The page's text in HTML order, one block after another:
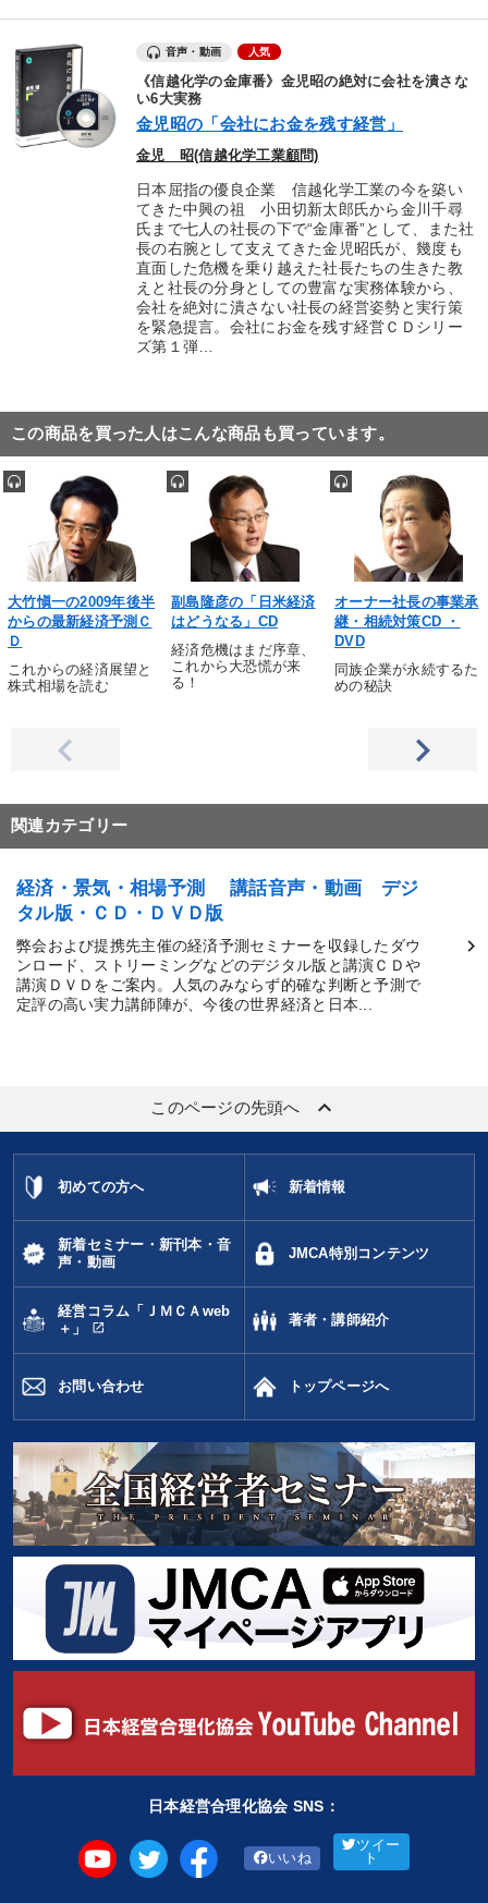
音声・動画 人気
《信越化学の金庫番》金児昭の絶対に会社を潰さな
い6大実務
金児昭の「会社にお金を残す経営」
金児 昭(信越化学工業顧問)
日本屈指の優良企業 信越化学工業の今を築い
てきた中興の祖 小田切新太郎氏から金川千尋
氏まで七人の社長の下で“金庫番”として、また社
長の右腕として支えてきた金児昭氏が、幾度も
直面した危機を乗り越えた社長たちの生きた教
えと社長の分身としての豊富な実務体験から、
会社を絶対に潰さない社長の経営姿勢と実行策
を緊急提言。会社にお金を残す経営ＣＤシリー
ズ第１弾…
この商品を買った人はこんな商品も買っています。
大竹愼一の2009年後半
からの最新経済予測Ｃ
Ｄ
これからの経済展望と
株式相場を読む
副島隆彦の「日米経済
はどうなる」CD
経済危機はまだ序章、
これから大恐慌が来
る！
オーナー社長の事業承
継・相続対策CD ・
DVD
同族企業が永続するた
めの秘訣
関連カテゴリー
経済・景気・相場予測 講話音声・動画 デジ
タル版・ＣＤ・ＤＶＤ版
弊会および提携先主催の経済予測セミナーを収録したダウ
ンロード、ストリーミングなどのデジタル版と講演ＣＤや
講演ＤＶＤをご案内。人気のみならず的確な判断と予測で
定評の高い実力講師陣が、今後の世界経済と日本...
このページの先頭へ keyboard_arrow_up
初めての方へ 新着情報
新着セミナー・新刊本・音
声・動画
JMCA特別コンテンツ
経営コラム「ＪＭＣＡweb
＋」
open_in_new
著者・講師紹介
お問い合わせ トップページへ
日本経営合理化協会 SNS：
いいね
ツイー
ト